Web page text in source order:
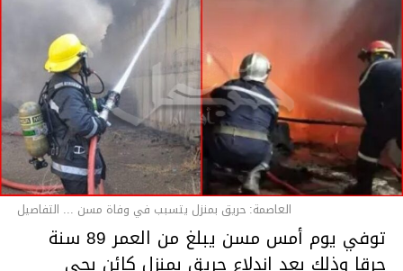
العاصمة: حريق بمنزل يتسبب في وفاة مسن ... التفاصيل
توفي يوم أمس مسن يبلغ من العمر 89 سنة
حرقا وذلك بعد اندلاع حريق بمنزل كائن بحي